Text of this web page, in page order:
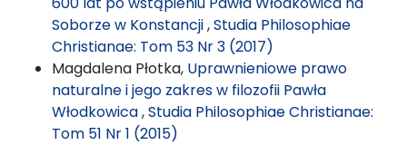
Soborze w Konstancji,Studia Philosophiae
Christianae: Tom 53 Nr 3 (2017)
Magdalena Płotka, Uprawnieniowe prawo
naturalne i jego zakres w filozofii Pawła
Włodkowica,Studia Philosophiae Christianae:
Tom 51 Nr 1 (2015)